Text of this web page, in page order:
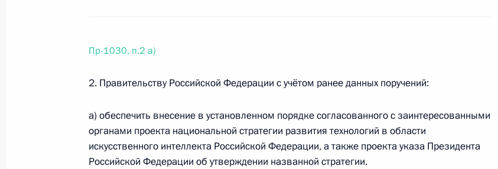
Пр-1030, п.2 а)
2. Правительству Российской Федерации с учётом ранее данных поручений:
а) обеспечить внесение в установленном порядке согласованного с заинтересованными
органами проекта национальной стратегии развития технологий в области
искусственного интеллекта Российской Федерации, а также проекта указа Президента
Российской Федерации об утверждении названной стратегии.